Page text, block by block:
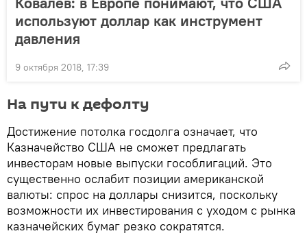
используют доллар как инструмент
давления
9 октября 2018, 17:39
На пути к дефолту
Достижение потолка госдолга означает, что
Казначейство США не сможет предлагать
инвесторам новые выпуски гособлигаций. Это
существенно ослабит позиции американской
валюты: спрос на доллары снизится, поскольку
возможности их инвестирования с уходом с рынка
казначейских бумаг резко сократятся.